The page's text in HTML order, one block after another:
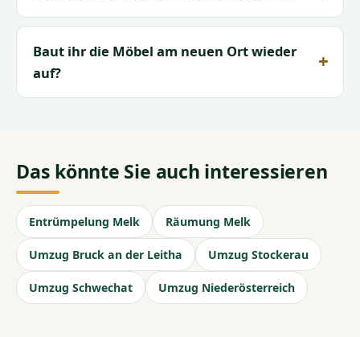
Baut ihr die Möbel am neuen Ort wieder
auf?
Das könnte Sie auch interessieren
Entrümpelung Melk Räumung Melk
Umzug Bruck an der Leitha Umzug Stockerau
Umzug Schwechat Umzug Niederösterreich